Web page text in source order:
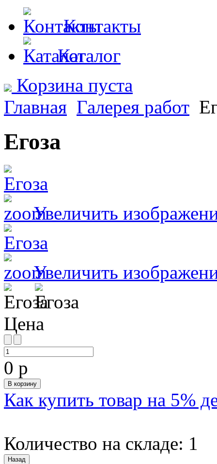
Контакты
Каталог
Корзина пуста
Главная Галерея работ
Егоза
Увеличить
Увеличить
Цена
0 р
Как купить товар на 5%
Количество на складе: 1